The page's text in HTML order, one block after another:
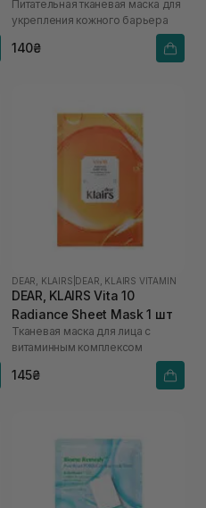
Питательная тканевая маска для
укрепления кожного барьера
140₴
DEAR, KLAIRS DEAR, KLAIRS VITAMIN
DEAR, KLAIRS Vita 10
Radiance Sheet Mask 1 шт
Тканевая маска для лица с
витаминным комплексом
145₴